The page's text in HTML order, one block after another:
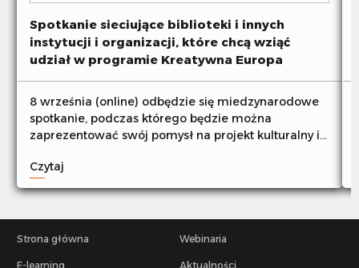
Spotkanie sieciujące biblioteki i innych
instytucji i organizacji, które chcą wziąć
udział w programie Kreatywna Europa
8 września (online) odbędzie się miedzynarodowe
spotkanie, podczas którego będzie można
zaprezentować swój pomysł na projekt kulturalny i
które chcą aplikowac do programu Kreatywna
Europa. Zachęcamy do udziału.
Czytaj
Strona główna Webinaria
E-learning Aktualności